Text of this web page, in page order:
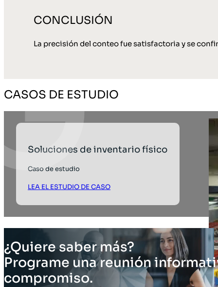
CONCLUSIÓN
La precisión del conteo fue satisfactoria y se
CASOS DE ESTUDIO
Soluciones de inventario físico
Caso de estudio
LEA EL ESTUDIO DE CASO
¿Quiere saber más?
Programe una reunión
compromiso.